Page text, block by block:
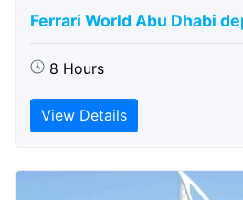
Ferrari World Abu Dhabi
8 Hours
View Details